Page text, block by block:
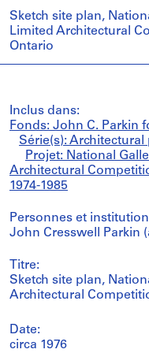
Sketch site plan,
Limited Architectural
Ontario
Inclus dans:
Fonds: John C. Parkin
Série(s): Architectural
Projet: National
Architectural
1974-1985
Personnes et
John Cresswell Parkin
Titre:
Sketch site plan,
Architectural
Date:
circa 1976